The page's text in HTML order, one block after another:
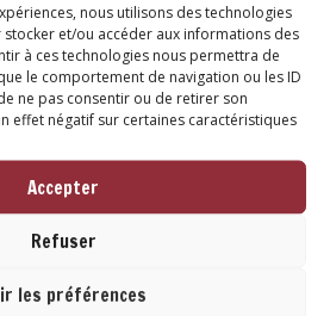
nous utilisons des technologies
et/ou accéder aux informations des
à ces technologies nous permettra de
le comportement de navigation ou les ID
ne pas consentir ou de retirer son
effet négatif sur certaines caractéristiques
Accepter
Refuser
les préférences
peut-être